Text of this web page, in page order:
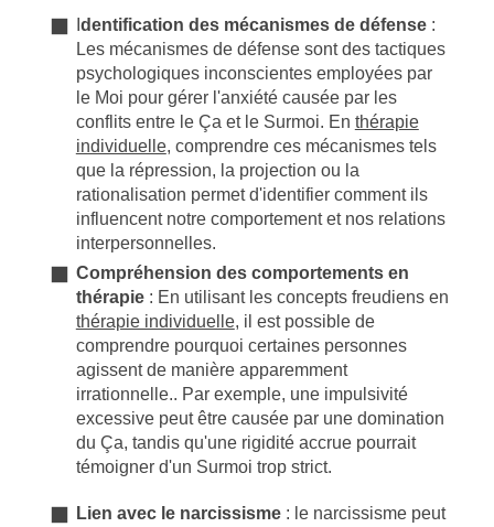
dentification des mécanismes de défense:
Les mécanismes de défense sont des tactiques
psychologiques inconscientes employées par
le Moi pour gérer l'anxiété causée par les
conflits entre le Ça et le Surmoi. En thérapie
individuelle, comprendre ces mécanismes tels
que la répression, la projection ou la
rationalisation permet d'identifier comment ils
influencent notre comportement et nos relations
interpersonnelles.
Compréhension des comportements en
thérapie: En utilisant les concepts freudiens en
thérapie individuelle, il est possible de
comprendre pourquoi certaines personnes
agissent de manière apparemment
irrationnelle.. Par exemple, une impulsivité
excessive peut être causée par une domination
du Ça, tandis qu'une rigidité accrue pourrait
témoigner d'un Surmoi trop strict.
Lien avec le narcissisme: le narcissisme peut